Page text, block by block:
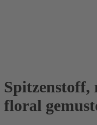
Spitzenstoff,
floral